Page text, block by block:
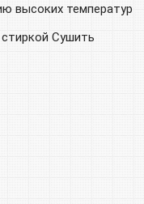
высоких температур
Сушить